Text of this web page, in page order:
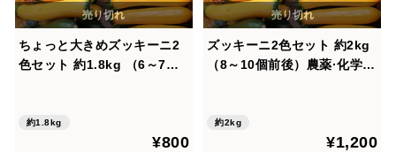
ちょっと大きめズッキーニ2
色セット 約1.8kg （6～7個
約1.8kg
¥800
ズッキーニ2色セット 約2kg
（8～10個前後）農薬·化学肥
約2kg
¥1,200